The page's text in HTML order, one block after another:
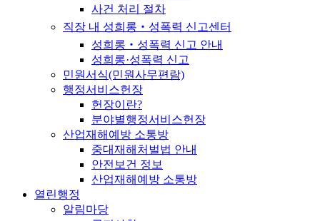
사건 처리 절차
직장 내 성희롱‧성폭력 신고센터
성희롱‧성폭력 신고 안내
성희롱·성폭력 신고
민원서식(민원사무편람)
행정서비스헌장
헌장이란?
분야별행정서비스헌장
산업재해예방 소통방
중대재해처벌법 안내
안전보건 정보
산업재해예방 소통방
열린행정
알림마당